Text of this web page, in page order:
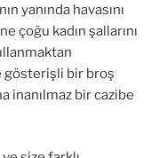
yanında havasını
çoğu kadın şallarını
gösterişli bir broş
inanılmaz bir cazibe